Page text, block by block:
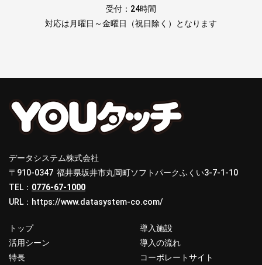
受付：24時間
対応は月曜日～金曜日（祝日除く）となります
データシステム株式会社
〒910-0347 福井県坂井市丸岡町ソフトパークふくい3-7-1-10
TEL： 0776-67-1000
URL： https://www.datasystem-co.com/
トップ
活用シーン
特長
導入施設
導入の流れ
コーポレートサイト